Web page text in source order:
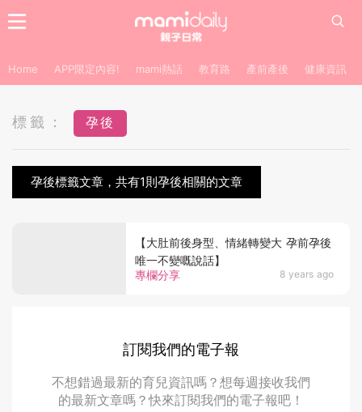
Home APP限定內容! mami熱話 教育路 產前產後 健康資訊
標籤： 孕後
孕後標籤文章，共有1則孕後相關的文章
專欄分享 8 years ago
【大肚前後身型、情緒轉變大 孕前孕後
唯一不變嘅說話】
訂閱我們的電子報
不想錯過最新的育兒資訊嗎？想每週接收我們
的最新文章嗎？快來訂閱我們的電子報吧！